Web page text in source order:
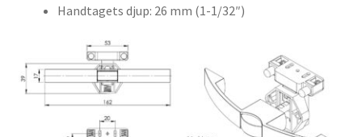
Handtagets djup: 26 mm (1-1/32″)